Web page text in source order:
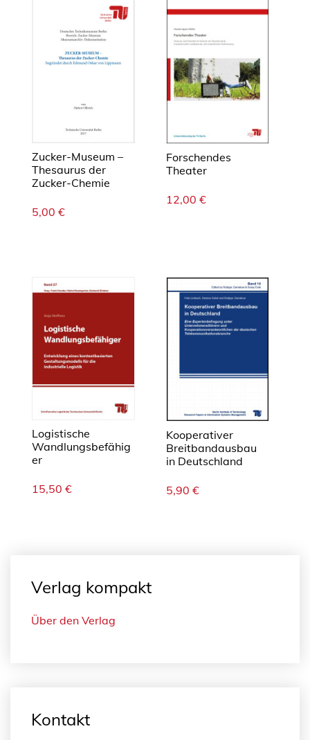
Zucker-Museum –
Thesaurus der
Zucker-Chemie
5,00 €
Forschendes
Theater
12,00 €
Logistische
Wandlungsbefähig
er
15,50 €
Kooperativer
Breitbandausbau
in Deutschland
5,90 €
Verlag kompakt
Über den Verlag
Kontakt